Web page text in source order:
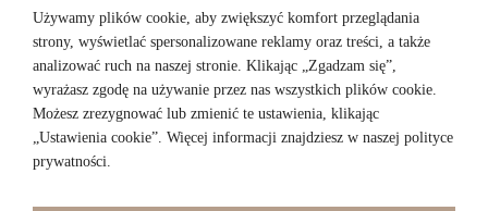
Używamy plików cookie, aby zwiększyć komfort przeglądania
strony, wyświetlać spersonalizowane reklamy oraz treści, a także
analizować ruch na naszej stronie. Klikając „Zgadzam się”,
wyrażasz zgodę na używanie przez nas wszystkich plików cookie.
Możesz zrezygnować lub zmienić te ustawienia, klikając
„Ustawienia cookie”. Więcej informacji znajdziesz w naszej polityce
prywatności.